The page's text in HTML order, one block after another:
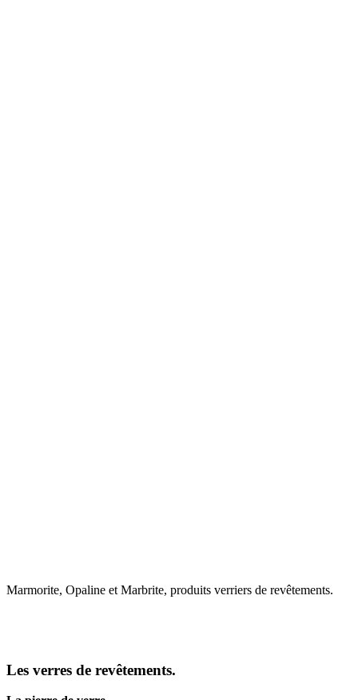
Marmorite, Opaline et Marbrite, produits verriers de revêtements.
Les verres de revêtements.